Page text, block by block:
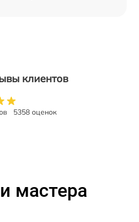
клиентов
5358 оценок
мастера